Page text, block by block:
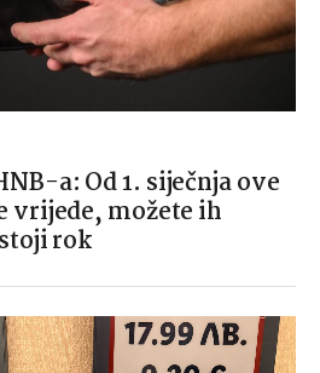
a: Od 1. siječnja ove
vrijede, možete ih
rok